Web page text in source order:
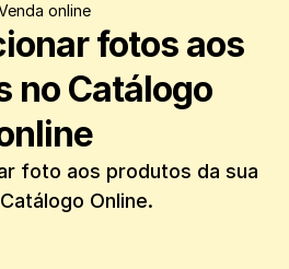
online
fotos aos
no Catálogo
foto aos produtos da sua
Online.